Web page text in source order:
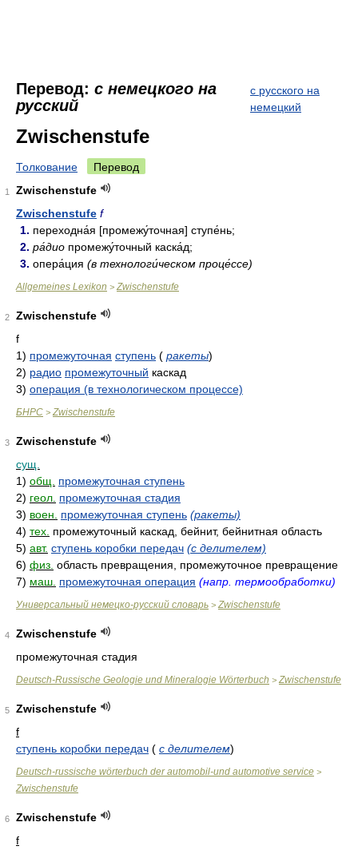
Перевод: с немецкого на
русский
с русского на
немецкий
Zwischenstufe
Толкование Перевод
1
Zwischenstufe
Zwischenstufe f
1. переходна́я [промежу́точная] ступе́нь;
2. ра́дио промежу́точный каска́д;
3. опера́ция (в технологи́ческом проце́ссе)
Allgemeines Lexikon > Zwischenstufe
2
Zwischenstufe
f
1) промежуточная ступень ( ракеты)
2) радио промежуточный каскад
3) операция (в технологическом процессе)
БНРС > Zwischenstufe
3
Zwischenstufe
сущ.
1) общ.
промежуточная ступень
2) геол. промежуточная стадия
3) воен. промежуточная ступень (ракеты)
4) тех. промежуточный каскад, бейнит, бейнитная область
5) авт. ступень коробки передач (с делителем)
6) физ. область превращения, промежуточное превращение
7) маш. промежуточная операция (напр. термообработки)
Универсальный немецко-русский словарь > Zwischenstufe
4
Zwischenstufe
промежуточная стадия
Deutsch-Russische Geologie und Mineralogie Wörterbuch > Zwischenstufe
5
Zwischenstufe
f
ступень коробки передач ( с делителем)
Deutsch-russische wörterbuch der automobil-und automotive service >
Zwischenstufe
6
Zwischenstufe
f